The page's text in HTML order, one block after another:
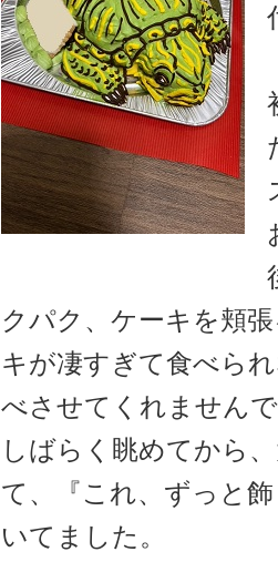
クパク、ケーキを頬
キが凄すぎて食べら
べさせてくれません
しばらく眺めてから
て、『これ、ずっと
いてました。